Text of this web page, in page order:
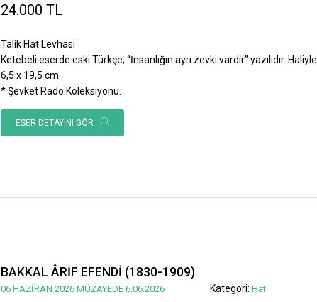
24.000 TL
Talik Hat Levhası
Ketebeli eserde eski Türkçe; “İnsanlığın ayrı zevki vardır” yazılıdır. Haliyle.
6,5 x 19,5 cm.
* Şevket Rado Koleksiyonu.
ESER DETAYINI GÖR
BAKKAL ÂRİF EFENDİ (1830-1909)
06 HAZİRAN 2026 MÜZAYEDE 6.06.2026 Kategori: Hat